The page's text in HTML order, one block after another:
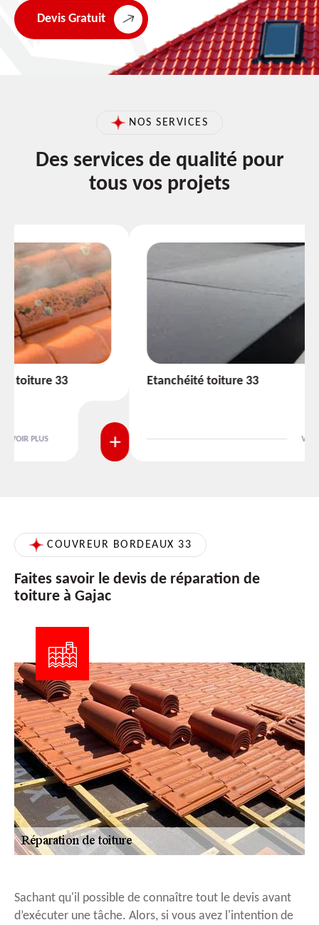
Devis Gratuit
NOS SERVICES
Des services de qualité pour
tous vos projets
Etanchéité toiture 33
VOIR PLUS
COUVREUR BORDEAUX 33
Faites savoir le devis de réparation de
toiture à Gajac
Sachant qu'il possible de connaître tout le devis avant
d’exécuter une tâche. Alors, si vous avez l'intention de